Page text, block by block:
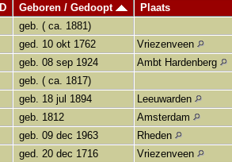
Geboren / Gedoopt
Plaats
geb. ( ca. 1881)
ged. 10 okt 1762
Vriezenveen
geb. 08 sep 1924
Ambt Hardenberg
geb. ( ca. 1817)
geb. 18 jul 1894
Leeuwarden
geb. 1812
Amsterdam
geb. 09 dec 1963
Rheden
ged. 20 dec 1716
Vriezenveen